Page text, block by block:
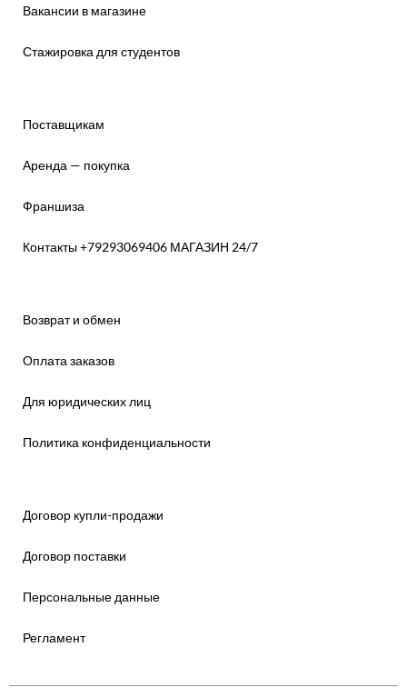
Вакансии в магазине
Стажировка для студентов
Поставщикам
Аренда — покупка
Франшиза
Контакты +79293069406 МАГАЗИН 24/7
Возврат и обмен
Оплата заказов
Для юридических лиц
Политика конфиденциальности
Договор купли-продажи
Договор поставки
Персональные данные
Регламент